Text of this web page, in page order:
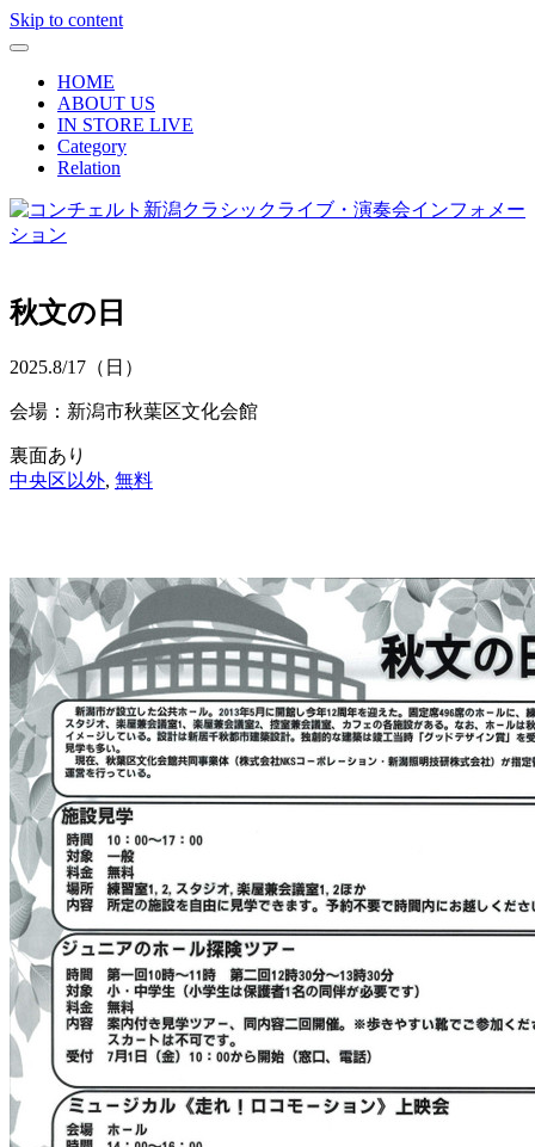
Skip to content
HOME
ABOUT US
IN STORE LIVE
Category
Relation
秋文の日
2025.8/17 （日）
会場：新潟市秋葉区文化会館
裏面あり
中央区以外, 無料